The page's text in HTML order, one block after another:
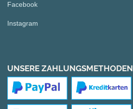
Facebook
Instagram
UNSERE ZAHLUNGSMETHODEN